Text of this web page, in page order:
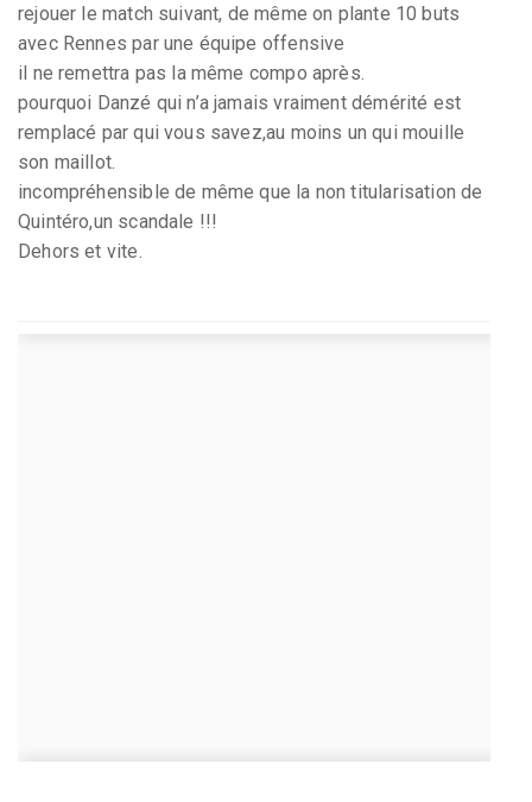
rejouer le match suivant, de même on plante 10 buts
avec Rennes par une équipe offensive
il ne remettra pas la même compo après.
pourquoi Danzé qui n’a jamais vraiment démérité est
remplacé par qui vous savez,au moins un qui mouille
son maillot.
incompréhensible de même que la non titularisation de
Quintéro,un scandale !!!
Dehors et vite.